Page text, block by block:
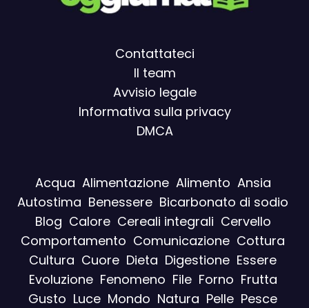
Contattateci
Il team
Avvisio legale
Informativa sulla privacy
DMCA
Acqua Alimentazione Alimento Ansia
Autostima Benessere Bicarbonato di sodio
Blog Calore Cereali integrali Cervello
Comportamento Comunicazione Cottura
Cultura Cuore Dieta Digestione Essere
Evoluzione Fenomeno File Forno Frutta
Gusto Luce Mondo Natura Pelle Pesce